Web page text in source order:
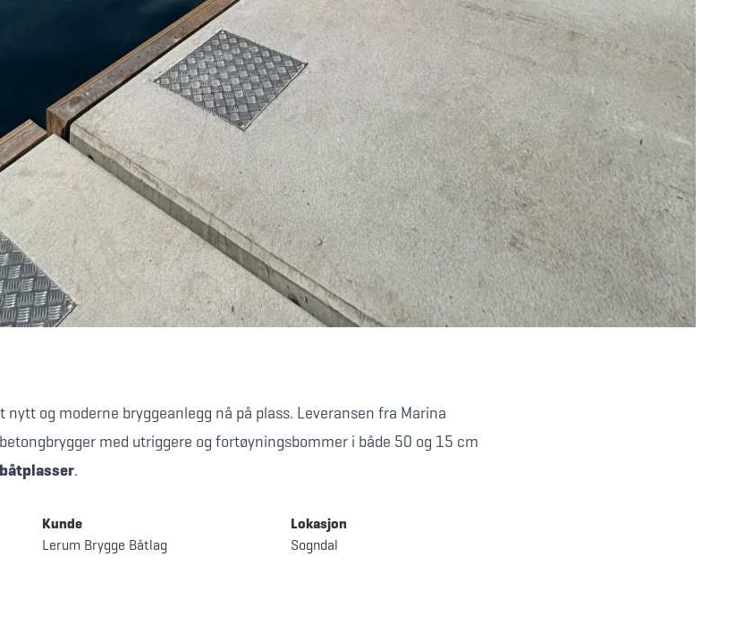
nytt og moderne bryggeanlegg nå på plass. Leveransen fra Marina
med utriggere og fortøyningsbommer i både 50 og 15 cm
.
Kunde
Lerum Brygge Båtlag
Lokasjon
Sogndal